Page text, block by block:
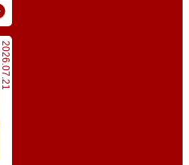
2026.07.21